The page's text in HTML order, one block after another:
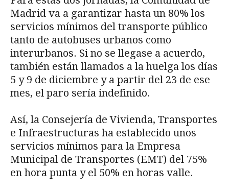
Madrid va a garantizar hasta un 80% los
servicios mínimos del transporte público
tanto de autobuses urbanos como
interurbanos. Si no se llegase a acuerdo,
también están llamados a la huelga los días
5 y 9 de diciembre y a partir del 23 de ese
mes, el paro sería indefinido.
Así, la Consejería de Vivienda, Transportes
e Infraestructuras ha establecido unos
servicios mínimos para la Empresa
Municipal de Transportes (EMT) del 75%
en hora punta y el 50% en horas valle.